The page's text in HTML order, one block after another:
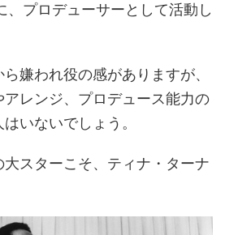
、プロデューサーとして活動し
嫌われ役の感がありますが、
レンジ、プロデュース能力の
いないでしょう。
スターこそ、ティナ・ターナ